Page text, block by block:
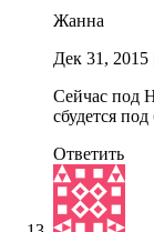
Жанна
Дек 31, 2015
Сейчас под
сбудется
Ответить